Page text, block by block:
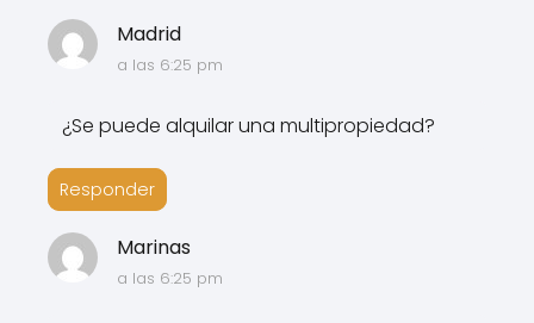
Madrid
a las 6:25 pm
¿Se puede alquilar una multipropiedad?
Responder
Marinas
a las 6:25 pm